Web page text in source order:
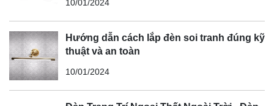
10/01/2024
Hướng dẫn cách lắp đèn soi tranh đúng kỹ
thuật và an toàn
10/01/2024